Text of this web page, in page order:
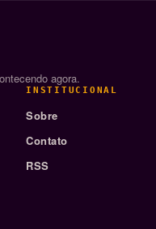
agora.
INSTITUCIONAL
Sobre
Contato
RSS